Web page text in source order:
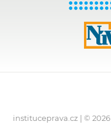
instituceprava.cz | © 2026